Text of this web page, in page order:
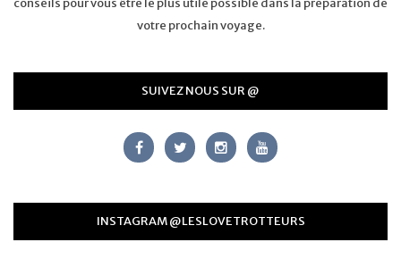
conseils pour vous être le plus utile possible dans la préparation de
votre prochain voyage.
SUIVEZ NOUS SUR @
INSTAGRAM @LESLOVETROTTEURS